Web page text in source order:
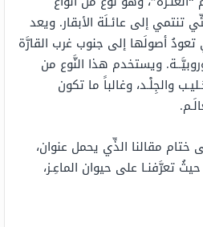
تنتمي إلى عائـلَة الأبقار. ويعد
تعودُ أصولَها إلى جنوب غرب القارَّة
ويستخدم هذا النَّوع من
والجِلْـد، وغالباً ما تكون
ختام مقالنا الذِّي يحمل عنوان،
تعرَّفنـا على حيوان الماعِـز،